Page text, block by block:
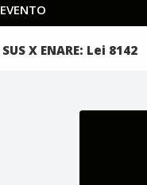
EVENTO
SUS X ENARE: Lei 8142